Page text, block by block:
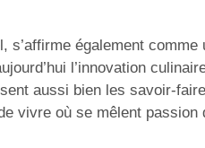
s’affirme également
l’innovation
aussi bien les savoir-
vivre où se mêlent